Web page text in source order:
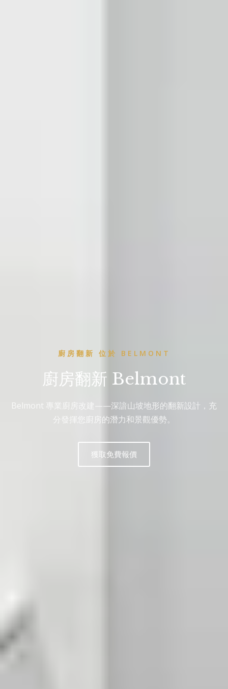
廚房翻新 位於 BELMONT
廚房翻新 Belmont
Belmont 專業廚房改建——深諳山坡地形的翻新設計，充
分發揮您廚房的潛力和景觀優勢。
獲取免費報價